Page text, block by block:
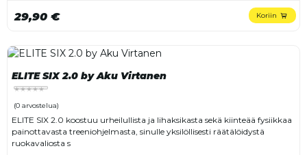
29,90 € Koriin
ELITE SIX 2.0 by Aku Virtanen
(0 arvostelua)
ELITE SIX 2.0 koostuu urheilullista ja lihaksikasta sekä kiinteää fysiikkaa
painottavasta treeniohjelmasta, sinulle yksilöllisesti räätälöidystä
ruokavaliosta s